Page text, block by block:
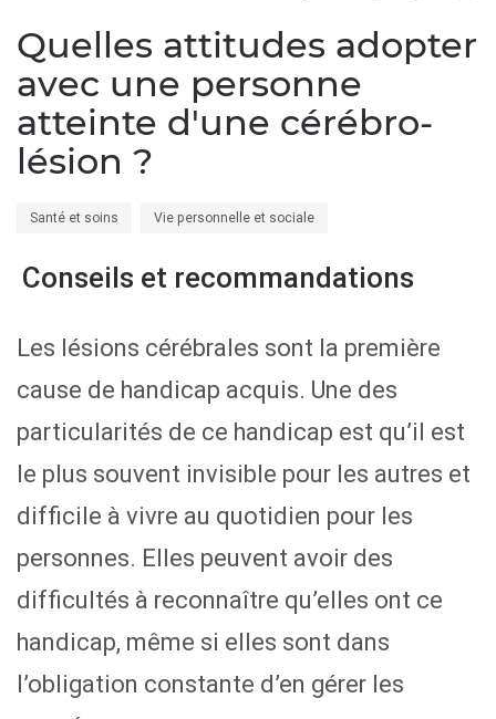
Quelles attitudes adopter
avec une personne
atteinte d'une cérébro-
lésion ?
Santé et soins Vie personnelle et sociale
Conseils et recommandations
Les lésions cérébrales sont la première
cause de handicap acquis. Une des
particularités de ce handicap est qu’il est
le plus souvent invisible pour les autres et
difficile à vivre au quotidien pour les
personnes. Elles peuvent avoir des
difficultés à reconnaître qu’elles ont ce
handicap, même si elles sont dans
l’obligation constante d’en gérer les